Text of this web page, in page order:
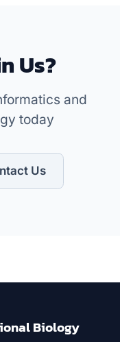
Us?
and
today
Us
Biology